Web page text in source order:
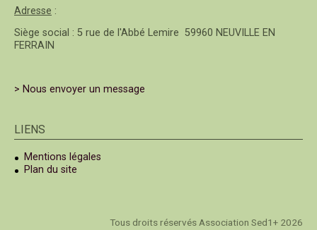
Adresse :
Siège social : 5 rue de l'Abbé Lemire 59960 NEUVILLE EN
FERRAIN
> Nous envoyer un message
LIENS
Mentions légales
Plan du site
Tous droits réservés Association Sed1+ 2026